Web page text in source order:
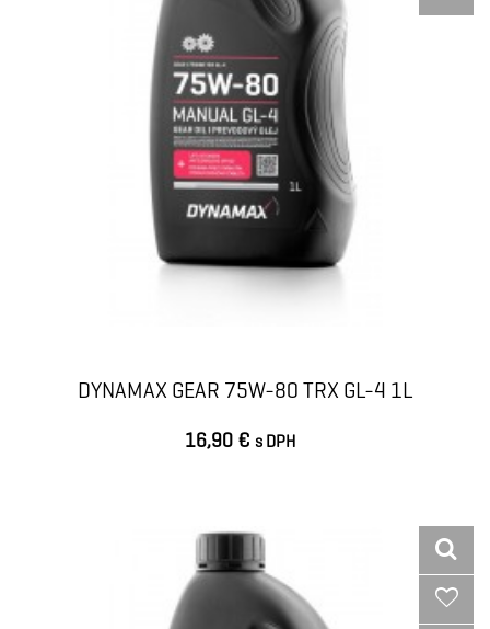
DYNAMAX GEAR 75W-80 TRX GL-4 1L
16,90 € s DPH